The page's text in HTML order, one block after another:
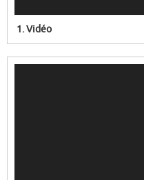
1.Vidéo